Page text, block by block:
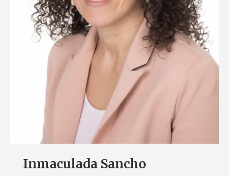
Inmaculada Sancho